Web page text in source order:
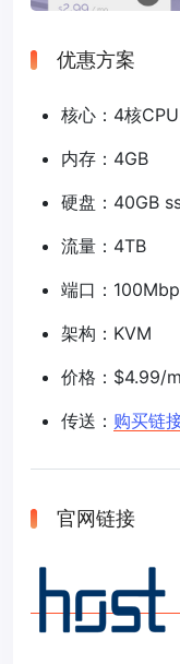
优惠方案
核心：4核CPU
内存：4GB
硬盘：40GB
流量：4TB
端口：
架构：KVM
价格：$4.99/
传送： 购买链
官网链接